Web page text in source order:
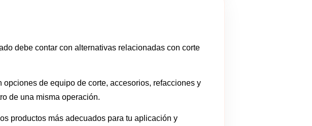
debe contar con alternativas relacionadas con corte
de equipo de corte, accesorios, refacciones y
de una misma operación.
productos más adecuados para tu aplicación y